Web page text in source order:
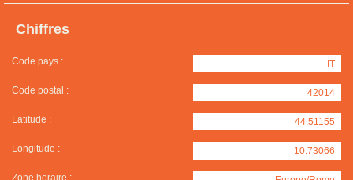
Chiffres
Code pays : IT
Code postal : 42014
Latitude : 44.51155
Longitude : 10.73066
Zone horaire :